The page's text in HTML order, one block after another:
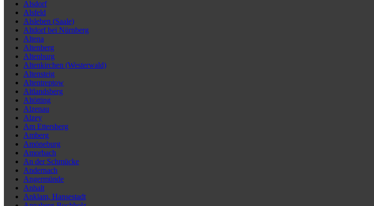
Alsdorf
Alsfeld
Alsleben (Saale)
Altdorf bei Nürnberg
Altena
Altenberg
Altenburg
Altenkirchen (Westerwald)
Altensteig
Altentreptow
Altlandsberg
Altötting
Alzenau
Alzey
Am Ettersberg
Amberg
Amöneburg
Amorbach
An der Schmücke
Andernach
Angermünde
Anhalt
Anklam, Hansestadt